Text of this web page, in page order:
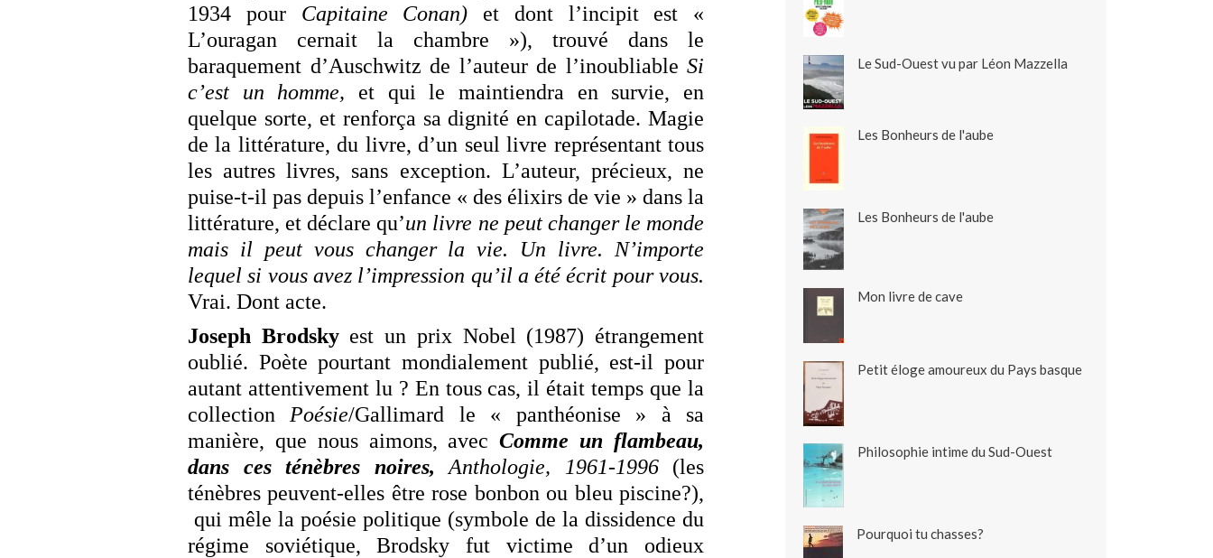
1934 pour Capitaine Conan) et dont l’incipit est «
L’ouragan cernait la chambre »), trouvé dans le
baraquement d’Auschwitz de l’auteur de l’inoubliable Si
c’est un homme, et qui le maintiendra en survie, en
quelque sorte, et renforça sa dignité en capilotade. Magie
de la littérature, du livre, d’un seul livre représentant tous
les autres livres, sans exception. L’auteur, précieux, ne
puise-t-il pas depuis l’enfance « des élixirs de vie » dans la
littérature, et déclare qu’un livre ne peut changer le monde
mais il peut vous changer la vie. Un livre. N’importe
lequel si vous avez l’impression qu’il a été écrit pour vous.
Vrai. Dont acte.
Joseph Brodskyest un prix Nobel (1987) étrangement
oublié. Poète pourtant mondialement publié, est-il pour
autant attentivement lu ? En tous cas, il était temps que la
collection Poésie/Gallimard le « panthéonise » à sa
manière, que nous aimons, avecComme un flambeau,
dans ces ténèbres noires, Anthologie, 1961-1996 (les
ténèbres peuvent-elles être rose bonbon ou bleu piscine?),
qui mêle la poésie politique (symbole de la dissidence du
régime soviétique, Brodsky fut victime d’un odieux
Le Sud-Ouest vu par Léon Mazzella
Les Bonheurs de l'aube
Les Bonheurs de l'aube
Mon livre de cave
Petit éloge amoureux du Pays basque
Philosophie intime du Sud-Ouest
Pourquoi tu chasses?